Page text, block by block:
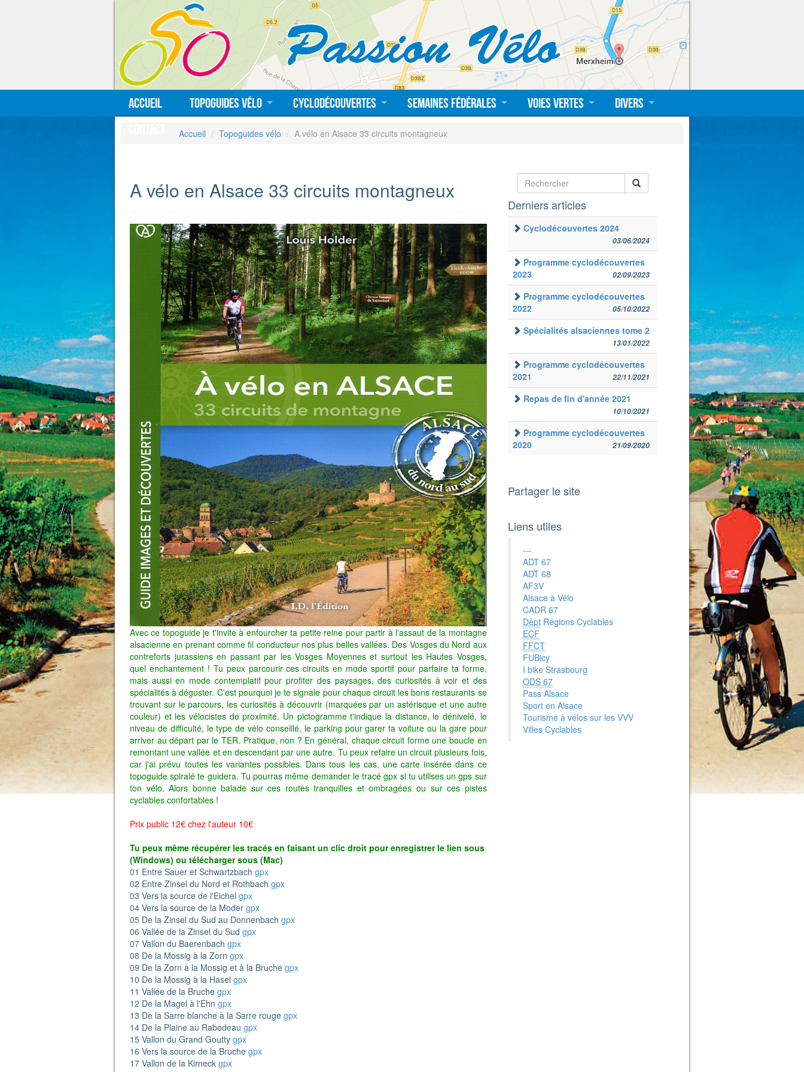
Accueil Topoguides vélo Cyclodécouvertes Semaines fédérales Voies vertes
Divers
Accueil Topoguides vélo A vélo en Alsace 33 circuits montagneux
A vélo en Alsace 33 circuits montagneux
Avec ce topoguide je t'invite à enfourcher ta petite reine pour partir à l'assaut de la montagne
alsacienne en prenant comme fil conducteur nos plus belles vallées. Des Vosges du Nord aux
contreforts jurassiens en passant par les Vosges Moyennes et surtout les Hautes Vosges,
quel enchantement ! Tu peux parcourir ces circuits en mode sportif pour parfaire ta forme,
mais aussi en mode contemplatif pour profiter des paysages, des curiosités à voir et des
spécialités à déguster. C'est pourquoi je te signale pour chaque circuit les bons restaurants se
trouvant sur le parcours, les curiosités à découvrir (marquées par un astérisque et une autre
couleur) et les vélocistes de proximité. Un pictogramme t'indique la distance, le dénivelé, le
niveau de difficulté, le type de vélo conseillé, le parking pour garer ta voiture ou la gare pour
arriver au départ par le TER. Pratique, non ? En général, chaque circuit forme une boucle en
remontant une vallée et en descendant par une autre. Tu peux refaire un circuit plusieurs fois,
car j'ai prévu toutes les variantes possibles. Dans tous les cas, une carte insérée dans ce
topoguide spiralé te guidera. Tu pourras même demander le tracé gpx si tu utilises un gps sur
ton vélo. Alors bonne balade sur ces routes tranquilles et ombragées ou sur ces pistes
cyclables confortables !
Prix public 12€ chez l'auteur 10€
Tu peux même récupérer les tracés en faisant un clic droit pour enregistrer le lien sous
(Windows) ou télécharger sous (Mac)
01 Entre Sauer et Schwartzbach gpx
02 Entre Zinsel du Nord et Rothbach gpx
03 Vers la source de l'Eichel gpx
04 Vers la source de la Moder gpx
05 De la Zinsel du Sud au Donnenbach gpx
06 Vallée de la Zinsel du Sud gpx
07 Vallon du Baerenbach gpx
08 De la Mossig à la Zorn gpx
09 De la Zorn à la Mossig et à la Bruche gpx
10 De la Mossig à la Hasel gpx
11 Vallée de la Bruche gpx
12 De la Magel à l'Ehn gpx
13 De la Sarre blanche à la Sarre rouge gpx
14 De la Plaine au Rabodeau gpx
15 Vallon du Grand Goutty gpx
16 Vers la source de la Bruche gpx
17 Vallon de la Kirneck gpx
Derniers articles
Cyclodécouvertes 2024
03/06/2024
Programme cyclodécouvertes
2023
02/09/2023
Programme cyclodécouvertes
2022
05/10/2022
Spécialités alsaciennes tome 2
13/01/2022
Programme cyclodécouvertes
2021
22/11/2021
Repas de fin d'année 2021
10/10/2021
Programme cyclodécouvertes
2020
21/09/2020
Partager le site
Liens utiles
ADT 67
ADT 68
AF3V
Alsace à Vélo
CADR 67
DéptRégions Cyclables
ECF
FFCT
FUBicy
I bike Strasbourg
ODS 67
Pass Alsace
Sport en Alsace
Tourisme à vélos sur les VVV
Villes Cyclables